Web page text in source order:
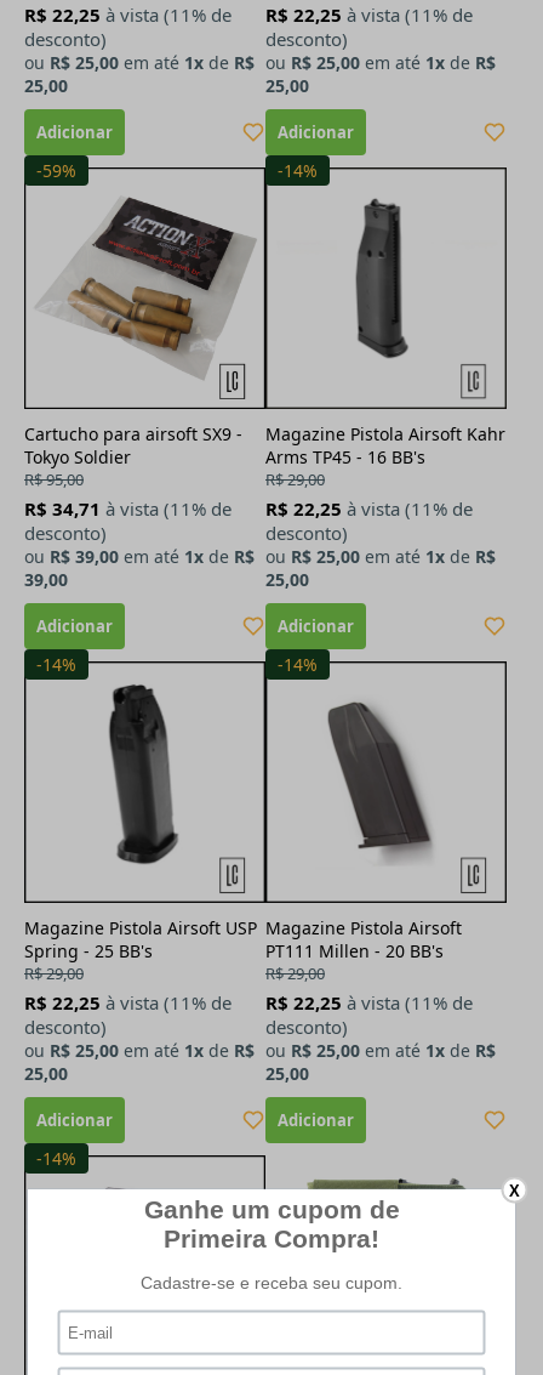
R$ 22,25 à vista (11% de
desconto)
ou R$ 25,00 em até 1x de R$
25,00
R$ 22,25 à vista (11% de
desconto)
ou R$ 25,00 em até 1x de R$
25,00
-59%
Cartucho para airsoft SX9 -
Tokyo Soldier
R$ 95,00
R$ 34,71 à vista (11% de
desconto)
ou R$ 39,00 em até 1x de R$
39,00
-14%
Magazine Pistola Airsoft Kahr
Arms TP45 - 16 BB's
R$ 29,00
R$ 22,25 à vista (11% de
desconto)
ou R$ 25,00 em até 1x de R$
25,00
-14%
Magazine Pistola Airsoft USP
Spring - 25 BB's
R$ 29,00
R$ 22,25 à vista (11% de
desconto)
ou R$ 25,00 em até 1x de R$
25,00
-14%
Magazine Pistola Airsoft
PT111 Millen - 20 BB's
R$ 29,00
R$ 22,25 à vista (11% de
desconto)
ou R$ 25,00 em até 1x de R$
25,00
-14%
X